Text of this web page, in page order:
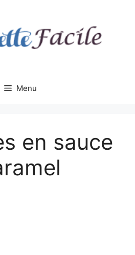
Menu
en sauce